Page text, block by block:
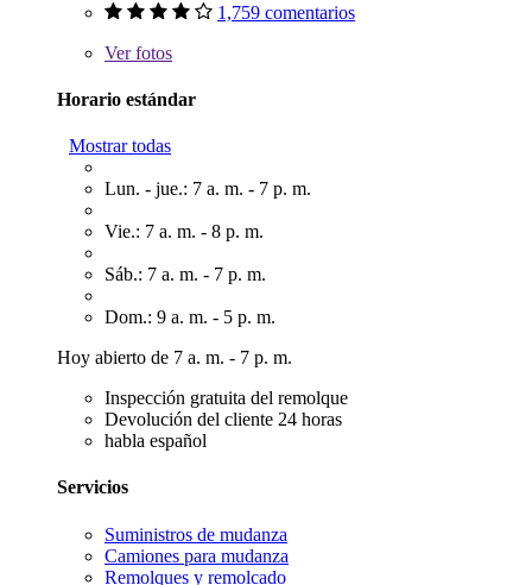
1,759 comentarios
Verfotos
Horario estándar
Mostrar todas
Lun. - jue.: 7 a. m. - 7 p. m.
Vie.: 7 a. m. - 8 p. m.
Sáb.: 7 a. m. - 7 p. m.
Dom.: 9 a. m. - 5 p. m.
Hoy abierto de 7 a. m. - 7 p. m.
Inspección gratuita del remolque
Devolución del cliente 24 horas
habla español
Servicios
Suministros de mudanza
Camiones para mudanza
Remolques y remolcado